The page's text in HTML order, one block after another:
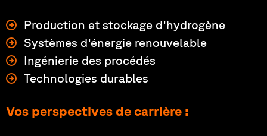
Production et stockage d'hydrogène
Systèmes d'énergie renouvelable
Ingénierie des procédés
Technologies durables
Vos perspectives de carrière :